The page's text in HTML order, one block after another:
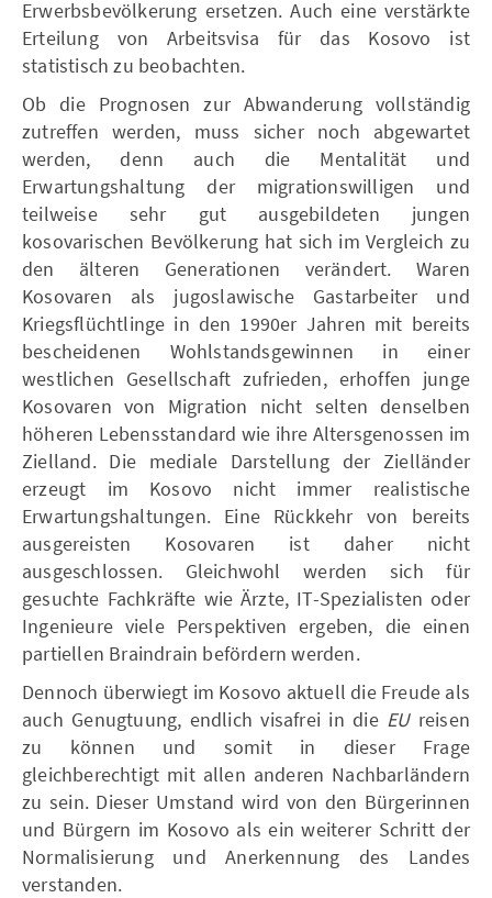
Erwerbsbevölkerung ersetzen. Auch eine verstärkte
Erteilung von Arbeitsvisa für das Kosovo ist
statistisch zu beobachten.
Ob die Prognosen zur Abwanderung vollständig
zutreffen werden, muss sicher noch abgewartet
werden, denn auch die Mentalität und
Erwartungshaltung der migrationswilligen und
teilweise sehr gut ausgebildeten jungen
kosovarischen Bevölkerung hat sich im Vergleich zu
den älteren Generationen verändert. Waren
Kosovaren als jugoslawische Gastarbeiter und
Kriegsflüchtlinge in den 1990er Jahren mit bereits
bescheidenen Wohlstandsgewinnen in einer
westlichen Gesellschaft zufrieden, erhoffen junge
Kosovaren von Migration nicht selten denselben
höheren Lebensstandard wie ihre Altersgenossen im
Zielland. Die mediale Darstellung der Zielländer
erzeugt im Kosovo nicht immer realistische
Erwartungshaltungen. Eine Rückkehr von bereits
ausgereisten Kosovaren ist daher nicht
ausgeschlossen. Gleichwohl werden sich für
gesuchte Fachkräfte wie Ärzte, IT-Spezialisten oder
Ingenieure viele Perspektiven ergeben, die einen
partiellen Braindrain befördern werden.
Dennoch überwiegt im Kosovo aktuell die Freude als
auch Genugtuung, endlich visafrei in die EUreisen
zu können und somit in dieser Frage
gleichberechtigt mit allen anderen Nachbarländern
zu sein. Dieser Umstand wird von den Bürgerinnen
und Bürgern im Kosovo als ein weiterer Schritt der
Normalisierung und Anerkennung des Landes
verstanden.